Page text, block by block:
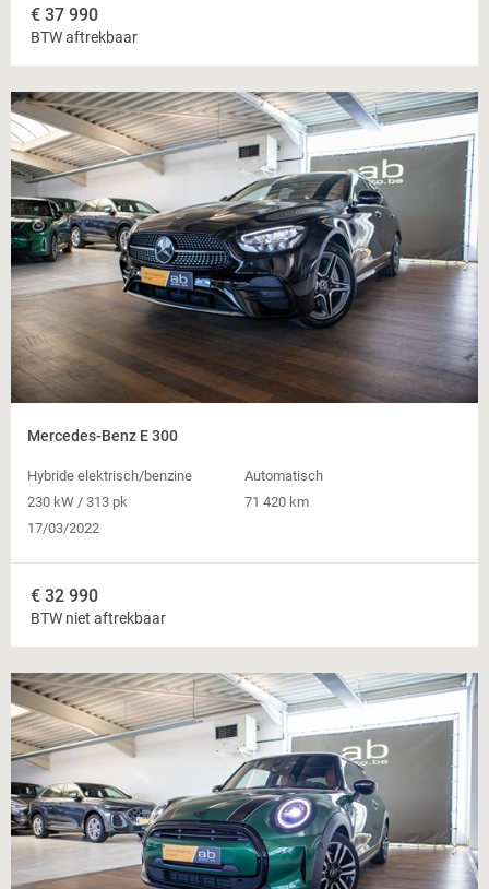
€ 37 990
BTW aftrekbaar
Mercedes-Benz E 300
Hybride elektrisch/benzine
Automatisch
230 kW / 313 pk
71 420 km
17/03/2022
€ 32 990
BTW niet aftrekbaar